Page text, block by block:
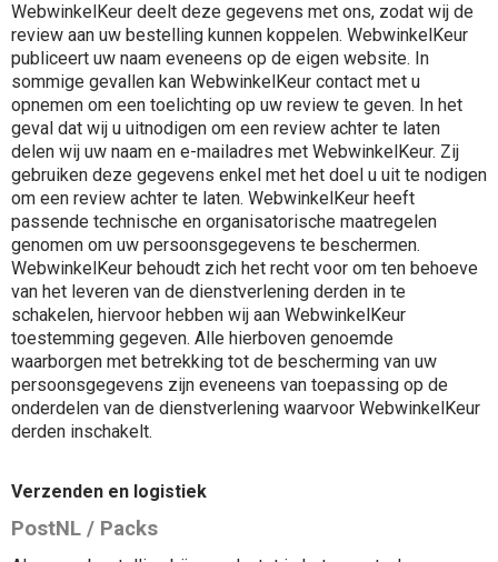
WebwinkelKeur deelt deze gegevens met ons, zodat wij de
review aan uw bestelling kunnen koppelen. WebwinkelKeur
publiceert uw naam eveneens op de eigen website. In
sommige gevallen kan WebwinkelKeur contact met u
opnemen om een toelichting op uw review te geven. In het
geval dat wij u uitnodigen om een review achter te laten
delen wij uw naam en e-mailadres met WebwinkelKeur. Zij
gebruiken deze gegevens enkel met het doel u uit te nodigen
om een review achter te laten. WebwinkelKeur heeft
passende technische en organisatorische maatregelen
genomen om uw persoonsgegevens te beschermen.
WebwinkelKeur behoudt zich het recht voor om ten behoeve
van het leveren van de dienstverlening derden in te
schakelen, hiervoor hebben wij aan WebwinkelKeur
toestemming gegeven. Alle hierboven genoemde
waarborgen met betrekking tot de bescherming van uw
persoonsgegevens zijn eveneens van toepassing op de
onderdelen van de dienstverlening waarvoor WebwinkelKeur
derden inschakelt.
Verzenden en logistiek
PostNL / Packs